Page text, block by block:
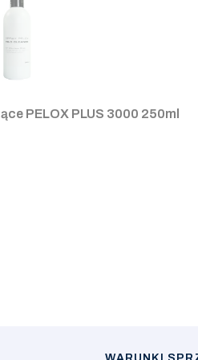
PELOX PLUS 3000 250ml